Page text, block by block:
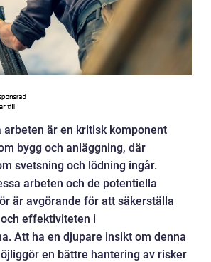
arbeten är en kritisk komponent
bygg och anläggning, där
svetsning och lödning ingår.
arbeten och de potentiella
är avgörande för att säkerställa
effektiviteten i
Att ha en djupare insikt om denna
en bättre hantering av risker